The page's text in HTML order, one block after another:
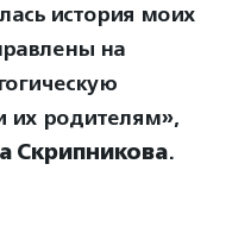
история моих
на
их родителям»,
Скрипникова.